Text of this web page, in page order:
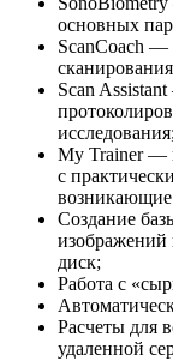
основных
ScanCoach —
Scan
исследования;
My Trainer —
с
возникающие
Создание
изображений
диск;
Работа с
Расчеты для
удаленной